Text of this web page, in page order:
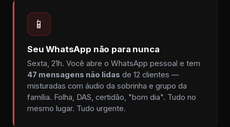
📱
Seu WhatsApp não para nunca
Sexta, 21h. Você abre o WhatsApp pessoal e tem
47 mensagens não lidas de 12 clientes —
misturadas com áudio da sobrinha e grupo da
família. Folha, DAS, certidão, "bom dia". Tudo no
mesmo lugar. Tudo urgente.